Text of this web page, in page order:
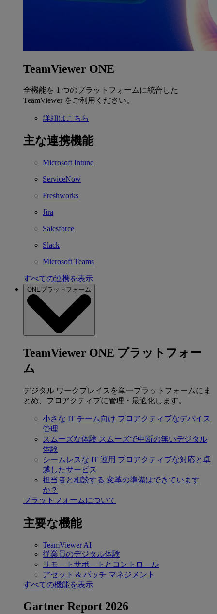
TeamViewer ONE
全機能を 1 つのプラットフォームに統合した
TeamViewer をご利用ください。
詳細はこちら
主な連携機能
Microsoft Intune
ServiceNow
Freshworks
Jira
Salesforce
Slack
Microsoft Teams
すべての連携を表示
ONEプラットフォーム
TeamViewer ONE プラットフォー
ム
デジタル ワークプレイスを単一プラットフォームにま
とめ、プロアクティブに管理・最適化します。
小さな IT チーム向け プロアクティブなデバイス
管理
スムーズな体験 スムーズで中断の無いデジタル
体験
シームレスな IT 運用 プロアクティブな対応と卓
越したサービス
担当者と相談する 変革の準備はできています
か？
プラットフォームについて
主要な機能
TeamViewer AI
従業員のデジタル体験
リモートサポートとコントロール
アセット & パッチ マネジメント
すべての機能を表示
Gartner Report 2026